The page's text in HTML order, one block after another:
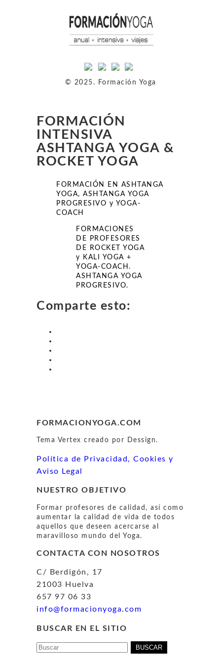
© 2025. Formación Yoga
FORMACIÓN
INTENSIVA
ASHTANGA YOGA &
ROCKET YOGA
FORMACIÓN EN ASHTANGA
YOGA, ASHTANGA YOGA
PROGRESIVO y YOGA-
COACH
FORMACIONES
DE PROFESORES
DE ROCKET YOGA
y KALI YOGA +
YOGA-COACH.
ASHTANGA YOGA
PROGRESIVO.
Comparte esto:
FORMACIONYOGA.COM
Tema Vertex creado por Dessign.
Política de Privacidad, Cookies y
Aviso Legal
NUESTRO OBJETIVO
Formar profesores de calidad, así como
aumentar la calidad de vida de todos
aquellos que deseen acercarse al
maravilloso mundo del Yoga.
CONTACTA CON NOSOTROS
C/ Berdigón, 17
21003 Huelva
657 97 06 33
info@formacionyoga.com
BUSCAR EN EL SITIO
Buscar: